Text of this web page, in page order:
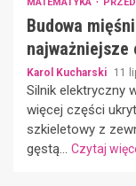
Budowa
najważniejsze
Karol Kucharski 11
Silnik elektryczny
więcej części
szkieletowy z
gęstą... Czytaj